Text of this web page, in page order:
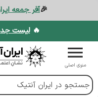
🎉آفر جمعه
🔥لیست جدید
منوی اصلی